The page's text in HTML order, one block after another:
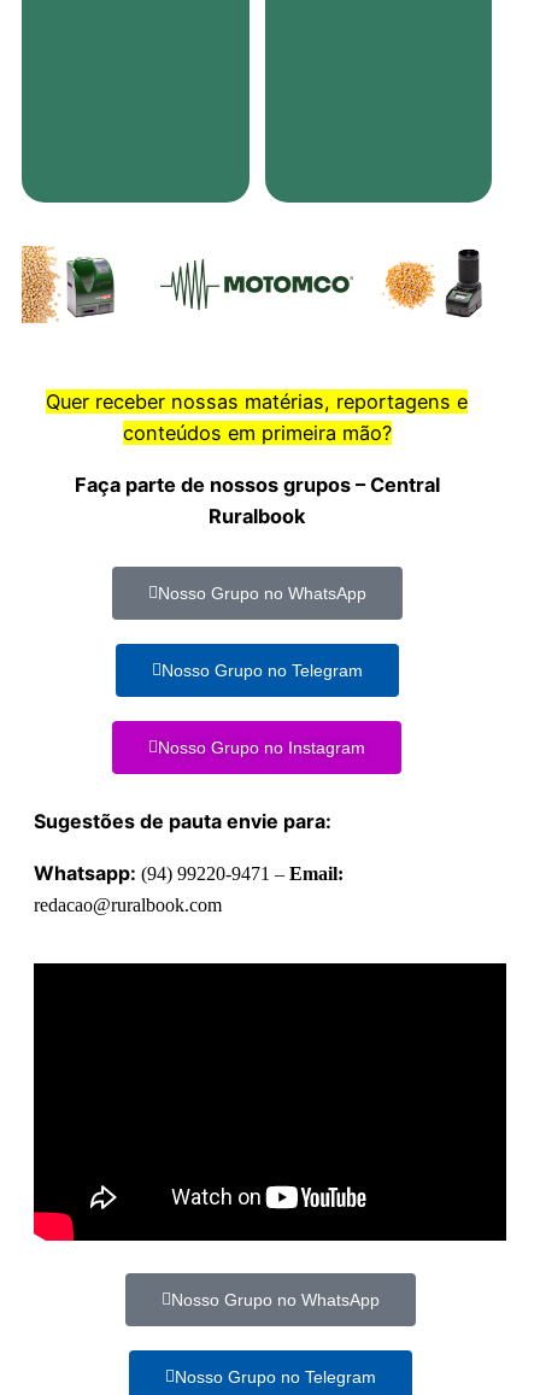
Quer receber nossas matérias, reportagens e
conteúdos em primeira mão?
Faça parte de nossos grupos – Central
Ruralbook
Nosso Grupo no WhatsApp
Nosso Grupo no Telegram
Nosso Grupo no Instagram
Sugestões de pauta envie para:
Whatsapp: (94) 99220-9471 – Email:
redacao@ruralbook.com
Nosso Grupo no WhatsApp
Nosso Grupo no Telegram